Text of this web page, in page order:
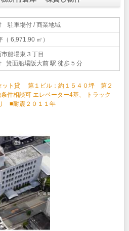
駐車場付 / 商業地域
6,971.90 ㎡）
船場東３丁目
箕面船場阪大前 駅 徒歩 5 分
ット貸 第１ビル：約１５４０坪 第２
件相談可 エレベーター4基、 トラック
■耐震２０１１年